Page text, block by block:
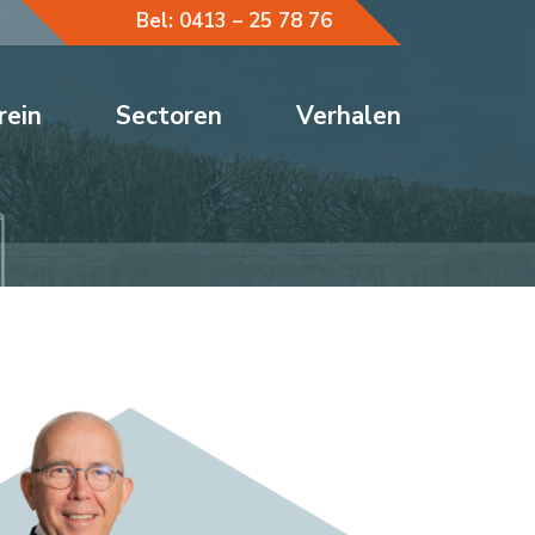
Bel: 0413 – 25 78 76
Sectoren Verhalen